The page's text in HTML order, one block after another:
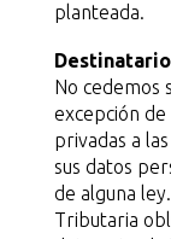
planteada.
No cedemos
excepción de
privadas a
sus datos
de alguna
Tributaria